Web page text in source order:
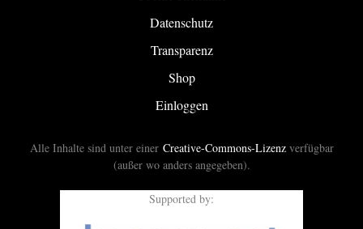
Datenschutz
Transparenz
Shop
Einloggen
Alle Inhalte sind unter einer Creative-Commons-Lizenzverfügbar
(außer wo anders angegeben).
Supported by: